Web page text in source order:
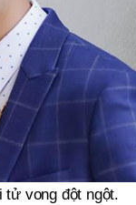
tử vong đột ngột.